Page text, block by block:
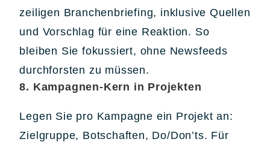
zeiligen Branchenbriefing, inklusive Quellen
und Vorschlag für eine Reaktion. So
bleiben Sie fokussiert, ohne Newsfeeds
durchforsten zu müssen.
8. Kampagnen-Kern in Projekten
Legen Sie pro Kampagne ein Projekt an:
Zielgruppe, Botschaften, Do/Don’ts. Für